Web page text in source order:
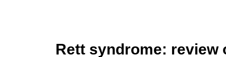
Rett syndrome: